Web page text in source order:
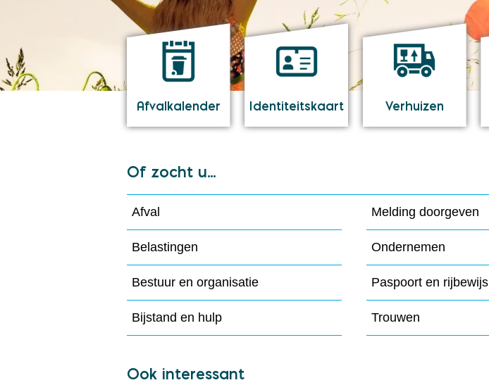
Afvalkalender Identiteitskaart Verhuizen
Of zocht u...
Afval
Belastingen
Bestuur en organisatie
Bijstand en hulp
Melding doorgeven
Ondernemen
Paspoort en rijbewijs
Trouwen
Ook interessant